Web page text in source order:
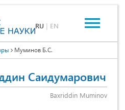
RU | EN
Муминов Б.С.
Саидумарович
Baxriddin Muminov